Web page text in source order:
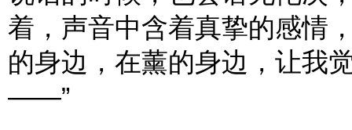
着，声音中含着真挚的感情
的身边，在薰的身边，让我
——”